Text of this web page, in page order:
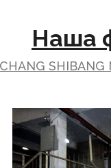
Наша
SHIBANG